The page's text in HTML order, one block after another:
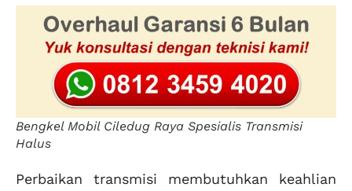
Bengkel Mobil Ciledug Raya Spesialis Transmisi
Halus
Perbaikan transmisi membutuhkan keahlian